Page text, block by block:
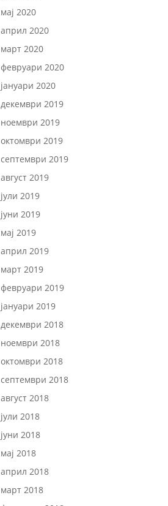
мај 2020
април 2020
март 2020
февруари 2020
јануари 2020
декември 2019
ноември 2019
октомври 2019
септември 2019
август 2019
јули 2019
јуни 2019
мај 2019
април 2019
март 2019
февруари 2019
јануари 2019
декември 2018
ноември 2018
октомври 2018
септември 2018
август 2018
јули 2018
јуни 2018
мај 2018
април 2018
март 2018